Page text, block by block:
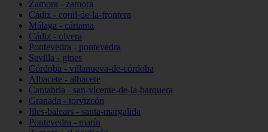
Zamora - zamora
Cádiz - conil-de-la-frontera
Málaga - cártama
Cádiz - olvera
Pontevedra - pontevedra
Sevilla - gines
Córdoba - villanueva-de-córdoba
Albacete - albacete
Cantabria - san-vicente-de-la-barquera
Granada - torvizcón
Illes-balears - santa-margalida
Pontevedra - marín